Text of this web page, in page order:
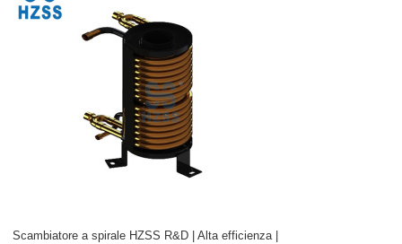
Scambiatore a spirale HZSS R&D | Alta efficienza |